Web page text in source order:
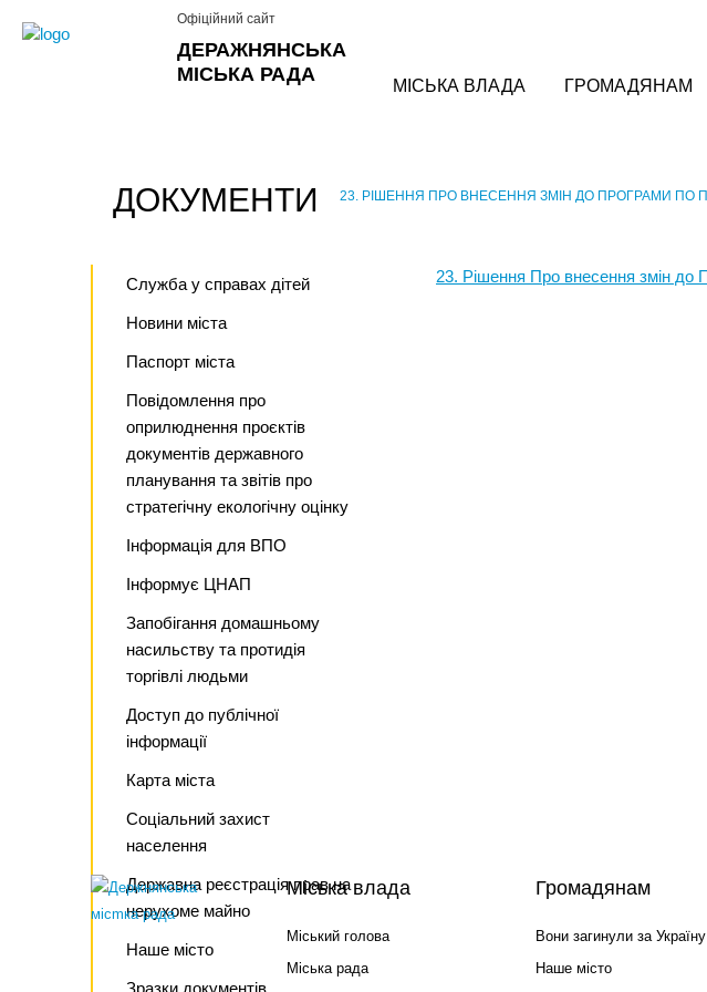
ДЕРАЖНЯНСЬКА
МІСЬКА РАДА
Офіційний сайт
МІСЬКА ВЛАДА ГРОМАДЯНАМ
ДОКУМЕНТИ 23. РІШЕННЯ ПРО ВНЕСЕННЯ ЗМІН ДО ПРОГРАМИ ПО
Служба у справах дітей
Новини міста
Паспорт міста
Повідомлення про
оприлюднення проєктів
документів державного
планування та звітів про
стратегічну екологічну оцінку
Інформація для ВПО
Інформує ЦНАП
Запобігання домашньому
насильству та протидія
торгівлі людьми
Доступ до публічної
інформації
Карта міста
Соціальний захист
населення
Державна реєстрація прав на
нерухоме майно
Наше місто
Зразки документів
23. Рішення Про внесення змін до
Міська влада
Міський голова
Міська рада
Громадянам
Вони загинули за Україну
Наше місто